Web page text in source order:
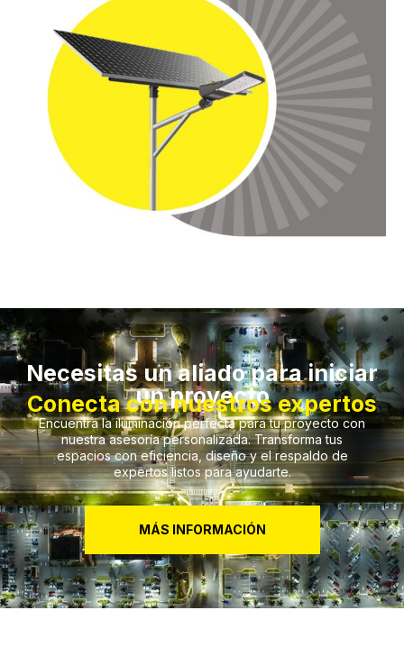
Necesitas un aliado para iniciar
un proyecto
Conecta con nuestros expertos
Encuentra la iluminación perfecta para tu proyecto con
nuestra asesoría personalizada. Transforma tus
espacios con eficiencia, diseño y el respaldo de
expertos listos para ayudarte.
MÁS INFORMACIÓN